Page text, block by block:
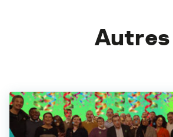
Autres